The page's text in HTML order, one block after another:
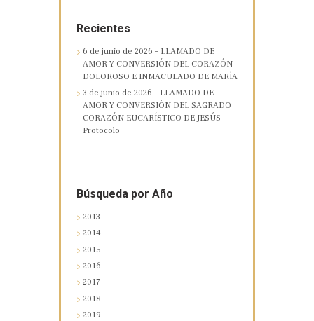
Recientes
6 de junio de 2026 – LLAMADO DE
AMOR Y CONVERSIÓN DEL CORAZÓN
DOLOROSO E INMACULADO DE MARÍA
3 de junio de 2026 – LLAMADO DE
AMOR Y CONVERSIÓN DEL SAGRADO
CORAZÓN EUCARÍSTICO DE JESÚS –
Protocolo
Búsqueda por Año
2013
2014
2015
2016
2017
2018
2019